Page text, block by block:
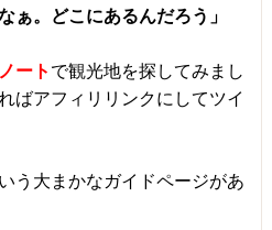
ぁ。どこにあるんだろう」
ート で観光地を探してみまし
ばアフィリリンクにしてツイ
う大まかなガイドページがあ